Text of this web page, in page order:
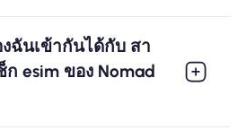
ฉันเข้ากันได้กับ สา
esim ของ Nomad